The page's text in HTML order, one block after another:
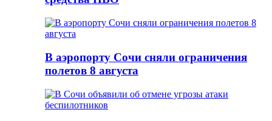
В аэропорту Сочи сняли ограничения
полетов 8 августа